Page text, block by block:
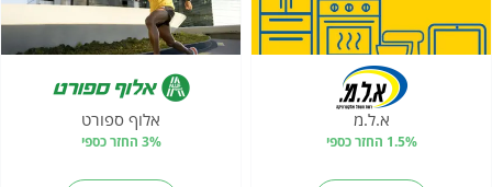
א.ל.מ
1.5% החזר כספי
אלוף ספורט
3% החזר כספי